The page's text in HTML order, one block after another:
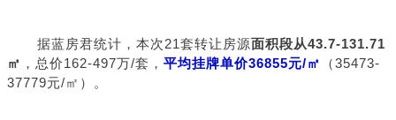
据蓝房君统计，本次21套转让房源面积段从43.7-131.71
㎡ ，总价162-497万/套， 平均挂牌单价36855元/㎡
（35473-
37779元/㎡）。